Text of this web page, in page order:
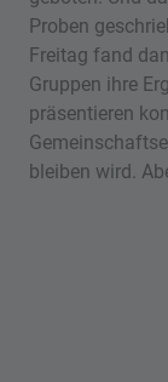
Proben
Freitag fand
Gruppen ihre
präsentieren
bleiben wird.